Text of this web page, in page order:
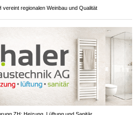
regionalen Weinbau und Qualität
ZH: Heizung, Lüftung und Sanitär